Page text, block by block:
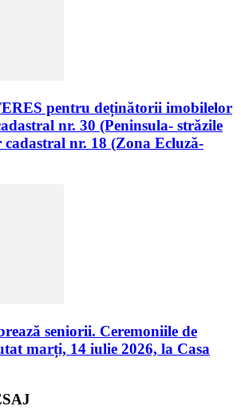
pentru deținătorii imobilelor
nr. 30 (Peninsula- străzile
cadastral nr. 18 (Zona Ecluză-
seniorii. Ceremoniile de
marți, 14 iulie 2026, la Casa